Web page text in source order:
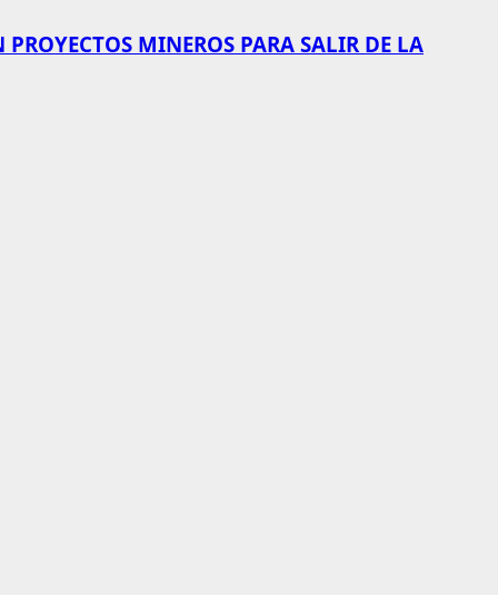
MINEROS PARA SALIR DE LA